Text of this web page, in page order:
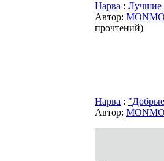
Нарва : Лучшие
Автор:
прочтений)
Нарва :
Автор: